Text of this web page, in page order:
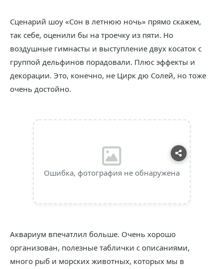
Сценарий шоу «Сон в летнюю ночь» прямо скажем,
так себе, оценили бы на троечку из пяти. Но
воздушные гимнасты и выступление двух косаток с
группой дельфинов порадовали. Плюс эффекты и
декорации. Это, конечно, не Цирк дю Солей, но тоже
очень достойно.
Ошибка, фотография не обнаружена
Аквариум впечатлил больше. Очень хорошо
организован, полезные таблички с описаниями,
много рыб и морских животных, которых мы в